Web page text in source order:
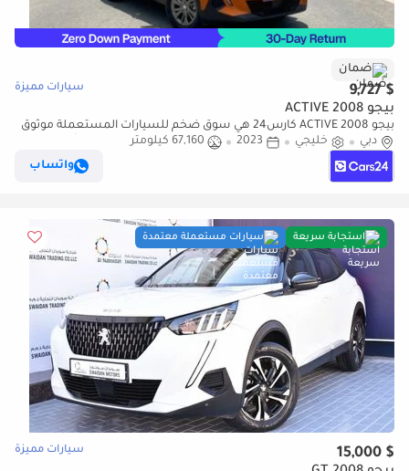
ضمان
$ 9,727 سيارات مميزة
بيجو 2008 ACTIVE
بيجو 2008 ACTIVE كارس24 هي سوق ضخم للسيارات المستعملة موثوق
ومضمون ٪كارس24 هي سوق ضخم للسيارات المستعملة موثوق
دبي خليجي 2023
67,160 كيلومتر
واتساب
استجابة سريعة سيارات مستعملة معتمدة
$ 15,000 سيارات مميزة